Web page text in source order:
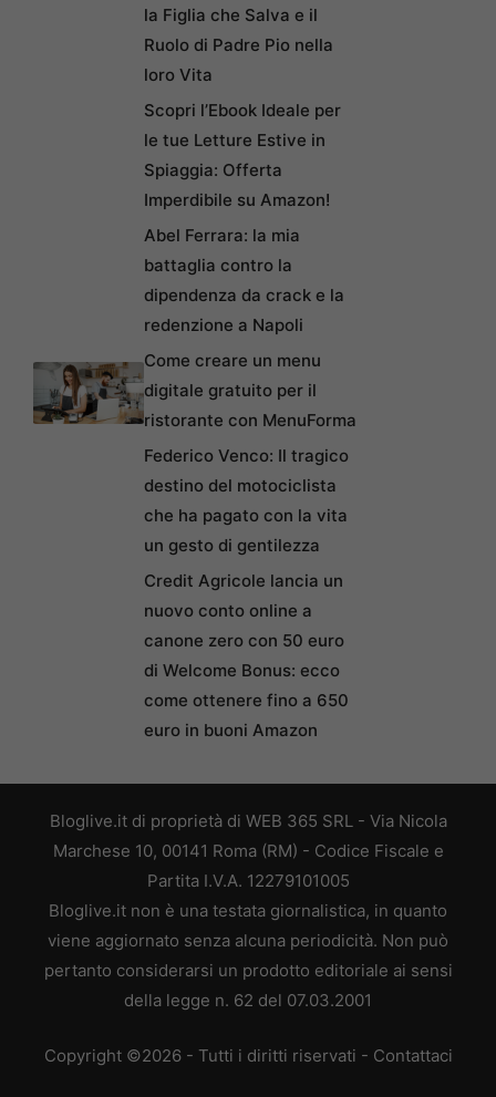
la Figlia che Salva e il
Ruolo di Padre Pio nella
loro Vita
Scopri l’Ebook Ideale per
le tue Letture Estive in
Spiaggia: Offerta
Imperdibile su Amazon!
Abel Ferrara: la mia
battaglia contro la
dipendenza da crack e la
redenzione a Napoli
Come creare un menu
digitale gratuito per il
ristorante con MenuForma
Federico Venco: Il tragico
destino del motociclista
che ha pagato con la vita
un gesto di gentilezza
Credit Agricole lancia un
nuovo conto online a
canone zero con 50 euro
di Welcome Bonus: ecco
come ottenere fino a 650
euro in buoni Amazon
Bloglive.it di proprietà di WEB 365 SRL - Via Nicola
Marchese 10, 00141 Roma (RM) - Codice Fiscale e
Partita I.V.A. 12279101005
Bloglive.it non è una testata giornalistica, in quanto
viene aggiornato senza alcuna periodicità. Non può
pertanto considerarsi un prodotto editoriale ai sensi
della legge n. 62 del 07.03.2001
Copyright ©2026 - Tutti i diritti riservati - Contattaci